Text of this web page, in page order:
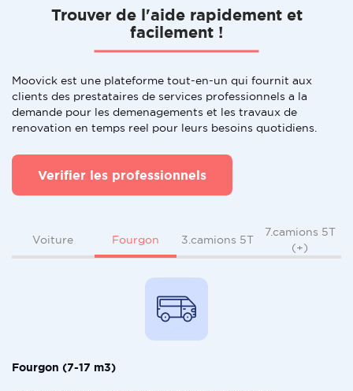
Trouver de l'aide rapidement et
facilement !
Moovick est une plateforme tout-en-un qui fournit aux
clients des prestataires de services professionnels a la
demande pour les demenagements et les travaux de
renovation en temps reel pour leurs besoins quotidiens.
Verifier les professionnels
Voiture Fourgon 3.camions 5T
7.camions 5T
(+)
Fourgon (7-17 m3)